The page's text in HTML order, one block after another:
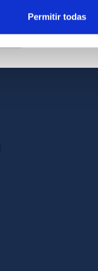
Permitir todas